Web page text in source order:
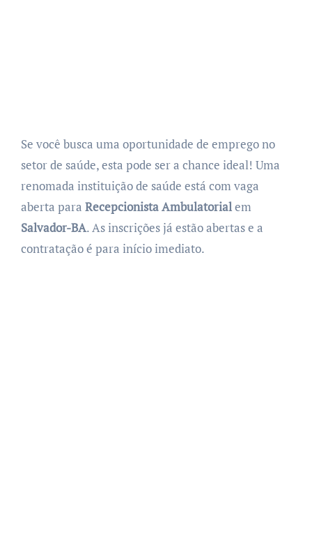
Se você busca uma oportunidade de emprego no
setor de saúde, esta pode ser a chance ideal! Uma
renomada instituição de saúde está com vaga
aberta para Recepcionista Ambulatorialem
Salvador-BA. As inscrições já estão abertas e a
contratação é para início imediato.